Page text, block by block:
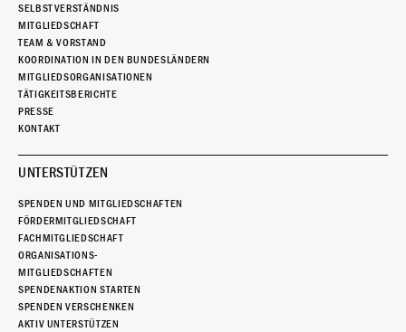
SELBSTVERSTÄNDNIS
MITGLIEDSCHAFT
TEAM & VORSTAND
KOORDINATION IN DEN BUNDESLÄNDERN
MITGLIEDSORGANISATIONEN
TÄTIGKEITSBERICHTE
PRESSE
KONTAKT
UNTERSTÜTZEN
SPENDEN UND MITGLIEDSCHAFTEN
FÖRDERMITGLIEDSCHAFT
FACHMITGLIEDSCHAFT
ORGANISATIONS-
MITGLIEDSCHAFTEN
SPENDENAKTION STARTEN
SPENDEN VERSCHENKEN
AKTIV UNTERSTÜTZEN